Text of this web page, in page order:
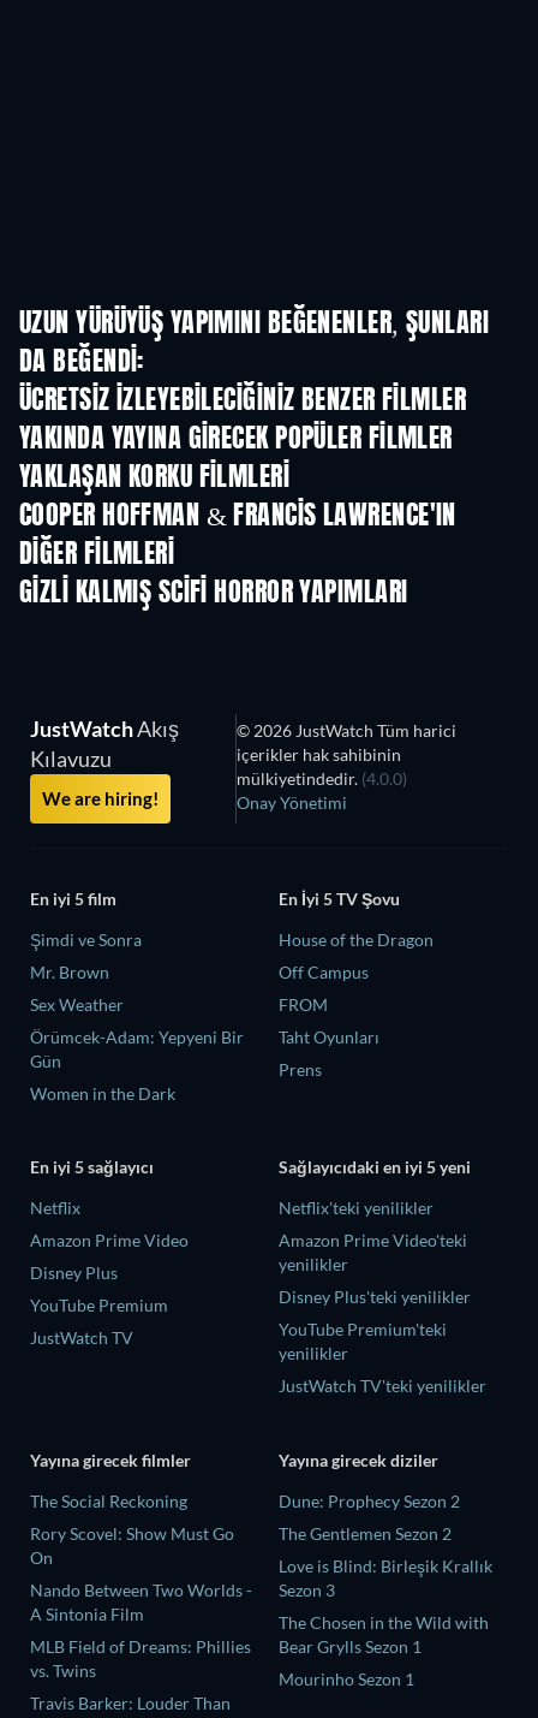
UZUN YÜRÜYÜŞ YAPIMINI BEĞENENLER, ŞUNLARI
DA BEĞENDI:
ÜCRETSIZ IZLEYEBILECIĞINIZ BENZER FILMLER
YAKINDA YAYINA GIRECEK POPÜLER FILMLER
YAKLAŞAN KORKU FILMLERI
COOPER HOFFMAN & FRANCIS LAWRENCE'IN
DIĞER FILMLERI
GIZLI KALMIŞ SCIFI HORROR YAPIMLARI
JustWatchAkış
Kılavuzu
We are hiring!
© 2026 JustWatch Tüm harici
içerikler hak sahibinin
mülkiyetindedir. (4.0.0)
Onay Yönetimi
En iyi 5 film
Şimdi ve Sonra
Mr. Brown
Sex Weather
Örümcek-Adam: Yepyeni Bir
Gün
Women in the Dark
En İyi 5 TV Şovu
House of the Dragon
Off Campus
FROM
Taht Oyunları
Prens
En iyi 5 sağlayıcı
Netflix
Amazon Prime Video
Disney Plus
YouTube Premium
JustWatch TV
Sağlayıcıdaki en iyi 5 yeni
Netflix'teki yenilikler
Amazon Prime Video'teki
yenilikler
Disney Plus'teki yenilikler
YouTube Premium'teki
yenilikler
JustWatch TV'teki yenilikler
Yayına girecek filmler
The Social Reckoning
Rory Scovel: Show Must Go
On
Nando Between Two Worlds -
A Sintonia Film
MLB Field of Dreams: Phillies
vs. Twins
Travis Barker: Louder Than
Yayına girecek diziler
Dune: Prophecy Sezon 2
The Gentlemen Sezon 2
Love is Blind: Birleşik Krallık
Sezon 3
The Chosen in the Wild with
Bear Grylls Sezon 1
Mourinho Sezon 1